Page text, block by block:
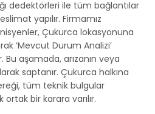
dedektörleri ile tüm bağlantılar
yapılır. Firmamız
Çukurca lokasyonuna
‘Mevcut Durum Analizi’
aşamada, arızanın veya
saptanır. Çukurca halkına
tüm teknik bulgular
bir karara varılır.